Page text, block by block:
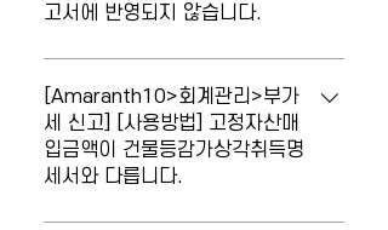
서 <새로불러오기>를 이용하여 16.공제받
고서에 반영되지 않습니다.
[부가세신고서] 의제매입세액공제신청서를
작성하였으나 부가세 신고서에 반영되지
않습니다. [의제매입세액공제신청서]를 나
중에 작성한 경우 [부가세신고서] 메뉴에서
<새로불러오기>를 이용하여 14.그밖의 공
[Amaranth10>회계관리>부가
세 신고] [사용방법] 고정자산매
입금액이 건물등감가상각취득명
세서와 다릅니다.